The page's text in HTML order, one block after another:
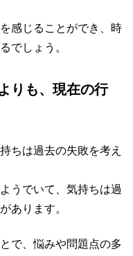
感じることができ、時
でしょう。
りも、現在の行
ちは過去の失敗を考え
うでいて、気持ちは過
あります。
で、悩みや問題点の多